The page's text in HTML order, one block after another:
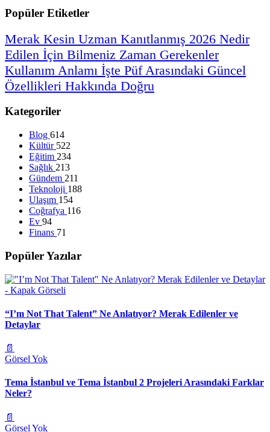
Popüler Etiketler
Merak Kesin Uzman Kanıtlanmış 2026 Nedir
Edilen İçin Bilmeniz Zaman Gerekenler
Kullanım Anlamı İşte Püf Arasındaki Güncel
Özellikleri Hakkında Doğru
Kategoriler
Blog 614
Kültür 522
Eğitim 234
Sağlık 213
Gündem 211
Teknoloji 188
Ulaşım 154
Coğrafya 116
Ev 94
Finans 71
Popüler Yazılar
“I’m Not That Talent” Ne Anlatıyor? Merak Edilenler ve
Detaylar
📄
Görsel Yok
Tema İstanbul ve Tema İstanbul 2 Projeleri Arasındaki Farklar
Neler?
📄
Görsel Yok